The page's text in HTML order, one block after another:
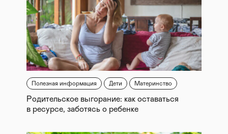
Полезная информация Дети Материнство
Родительское выгорание: как оставаться
в ресурсе, заботясь о ребенке